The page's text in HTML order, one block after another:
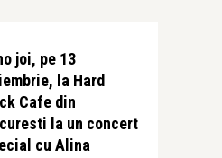
joi, pe 13
la Hard
Cafe din
la un concert
cu Alina